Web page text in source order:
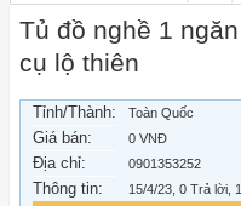
Tủ đồ nghề 1
cụ lộ thiên
Tỉnh/Thành: Toàn Quốc
Giá bán: 0 VNĐ
Địa chỉ: 0901353252
Thông tin: 15/4/23 , 0 Trả lời,